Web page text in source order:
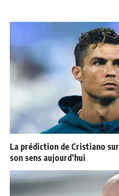
La prédiction de Cristiano
son sens aujourd’hui